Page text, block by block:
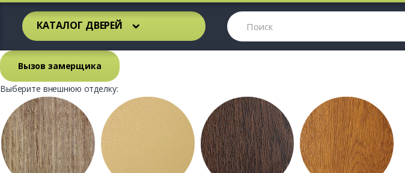
КАТАЛОГ ДВЕРЕЙ
Вызов замерщика
Выберите внешнюю отделку: